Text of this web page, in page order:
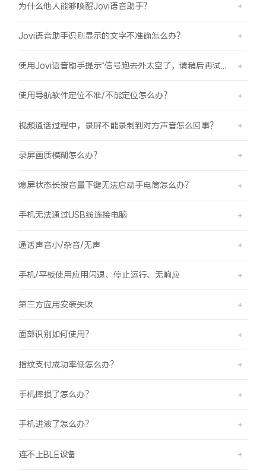
为什么他人能够唤醒Jovi语音助手？
Jovi语音助手识别显示的文字不准确怎么办？
使用导航软件定位不准/不能定位怎么办？
视频通话过程中，录屏不能录制到对方声音怎么回事？
录屏画质模糊怎么办？
熄屏状态长按音量下键无法启动手电筒怎么办？
手机无法通过USB线连接电脑
通话声音小/杂音/无声
手机/平板使用应用闪退、停止运行、无响应
第三方应用安装失败
面部识别如何使用？
指纹支付成功率低怎么办？
手机摔损了怎么办？
手机进液了怎么办？
连不上BLE设备